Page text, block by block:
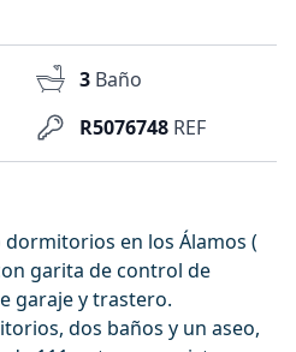
R5076748 REF
3 Baño
en los Álamos (
garita de control de
garaje y trastero.
dos baños y un aseo,